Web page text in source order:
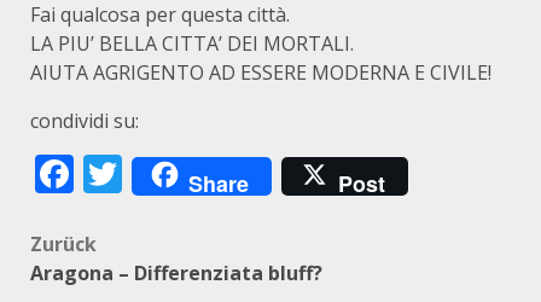
Fai qualcosa per questa città.
LA PIU’ BELLA CITTA’ DEI MORTALI.
AIUTA AGRIGENTO AD ESSERE MODERNA E CIVILE!
condividi su:
Facebook
Twitter
Share Post
Beitragsnavigation
Zurück
Aragona – Differenziata bluff?